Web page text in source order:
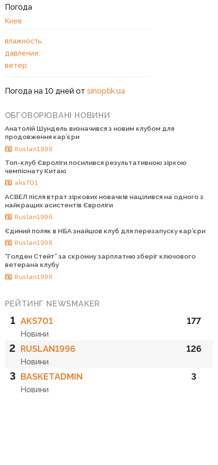
Погода
Киев
влажность:
давление:
ветер:
Погода на 10 дней от sinoptik.ua
ОБГОВОРЮВАНІ НОВИНИ
Анатолій Шундель визначився з новим клубом для
продовження кар’єри
Ruslan1996
Топ-клуб Євроліги посилився результативною зіркою
чемпіонату Китаю
aks701
АСВЕЛ після втрат зіркових новачків націлився на одного з
найкращих асистентів Євроліги
Ruslan1996
Єдиний поляк в НБА знайшов клуб для перезапуску кар’єри
Ruslan1996
“Голден Стейт” за скромну зарплатню зберіг ключового
ветерана клубу
Ruslan1996
РЕЙТИНГ NEWSMAKER
1 AKS701
Новини
177
2 RUSLAN1996
Новини
126
3 BASKETADMIN
Новини
3